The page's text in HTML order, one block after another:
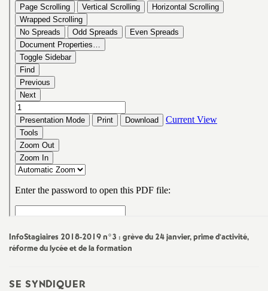
e
n
g
InfoStagiaires 2018-2019 n°3 : grève du 24 janvier, prime d’activité,
réforme du lycée et de la formation
SE SYNDIQUER